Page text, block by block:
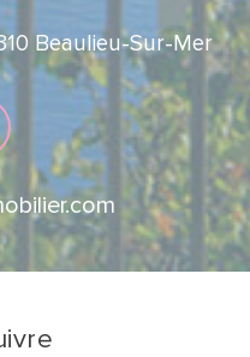
Beaulieu-Sur-Mer